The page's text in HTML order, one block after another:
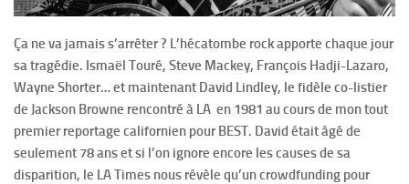
Ça ne va jamais s’arrêter ? L’hécatombe rock apporte chaque jour
sa tragédie. Ismaël Touré, Steve Mackey, François Hadji-Lazaro,
Wayne Shorter… et maintenant David Lindley, le fidèle co-listier
de Jackson Browne rencontré à LA en 1981 au cours de mon tout
premier reportage californien pour BEST. David était âgé de
seulement 78 ans et si l’on ignore encore les causes de sa
disparition, le LA Times nous révèle qu’un crowdfunding pour